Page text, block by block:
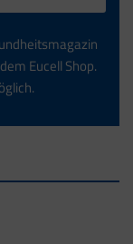
Eucell Shop.